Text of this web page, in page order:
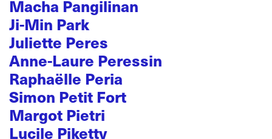
Macha Pangilinan
Ji-Min Park
Juliette Peres
Anne-Laure Peressin
Raphaëlle Peria
Simon Petit Fort
Margot Pietri
Lucile Piketty